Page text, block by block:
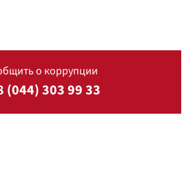
о коррупции
(044) 303 99 33